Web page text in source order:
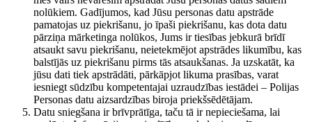
nolūkiem. Gadījumos, kad Jūsu personas datu apstrāde
pamatojas uz piekrišanu, jo īpaši piekrišanu, kas dota datu
pārziņa mārketinga nolūkos, Jums ir tiesības jebkurā brīdī
atsaukt savu piekrišanu, neietekmējot apstrādes likumību, kas
balstījās uz piekrišanu pirms tās atsaukšanas. Ja uzskatāt, ka
jūsu dati tiek apstrādāti, pārkāpjot likuma prasības, varat
iesniegt sūdzību kompetentajai uzraudzības iestādei – Polijas
Personas datu aizsardzības biroja priekšsēdētājam.
Datu sniegšana ir brīvprātīga, taču tā ir nepieciešama, lai